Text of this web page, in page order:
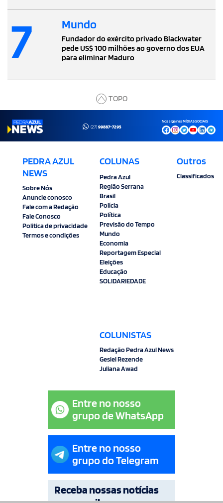
7 Mundo
Fundador do exército privado Blackwater
pede US$ 100 milhões ao governo dos EUA
para eliminar Maduro
TOPO
(27)99887-7295
Nos siga nas MÍDIAS SOCIAIS
PEDRA AZUL
NEWS
Sobre Nós
Anuncie conosco
Fale com a Redação
Fale Conosco
Politica de privacidade
Termos e condições
COLUNAS
Pedra Azul
Região Serrana
Brasil
Polícia
Política
Previsão do Tempo
Mundo
Economia
Reportagem Especial
Eleições
Educação
SOLIDARIEDADE
COLUNISTAS
Redação Pedra Azul News
Gesiel Rezende
Juliana Awad
Outros
Classificados
Entre no nosso
grupo de WhatsApp
Entre no nosso
grupo do Telegram
Receba nossas notícias